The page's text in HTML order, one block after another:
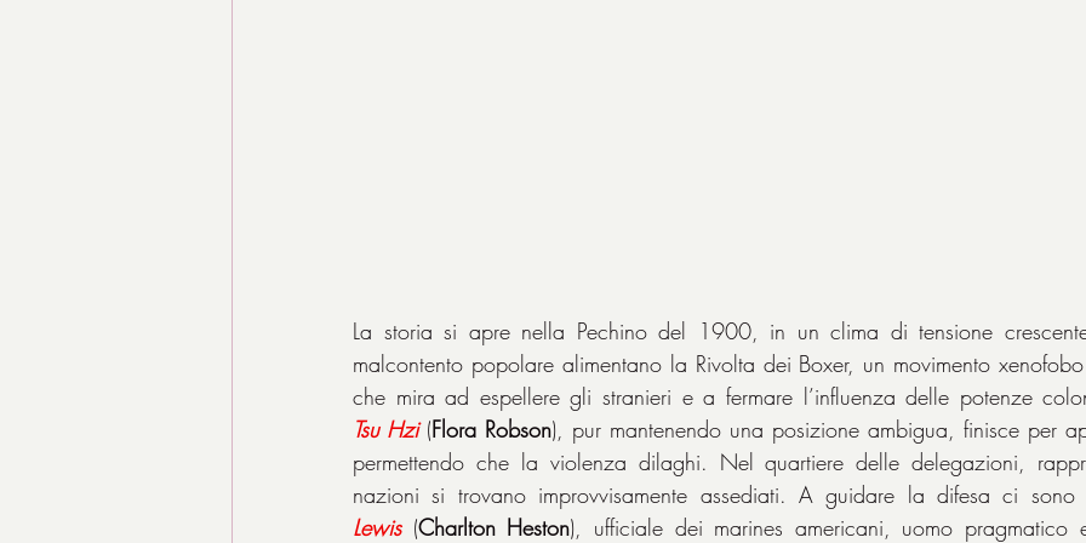
La storia si apre nella Pechino del 1900, in un clima di tensione
malcontento popolare alimentano la Rivolta dei Boxer, un movimento
Tsu Hzi (Flora Robson), pur mantenendo una posizione ambigua, finisce per
permettendo che la violenza dilaghi. Nel quartiere delle delegazioni,
nazioni si trovano improvvisamente assediati. A guidare la difesa ci
Lewis (Charlton Heston